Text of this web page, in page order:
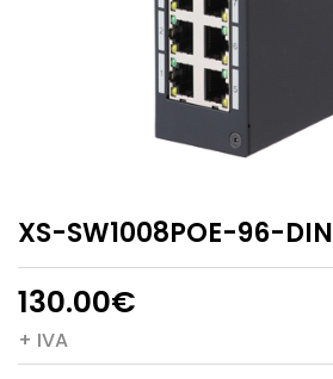
XS-SW1008POE-96-DIN
130.00€
+ IVA